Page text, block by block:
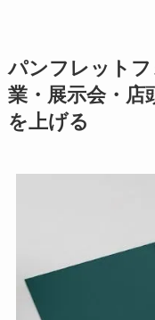
パンフレット
業・展示会・店
を上げる